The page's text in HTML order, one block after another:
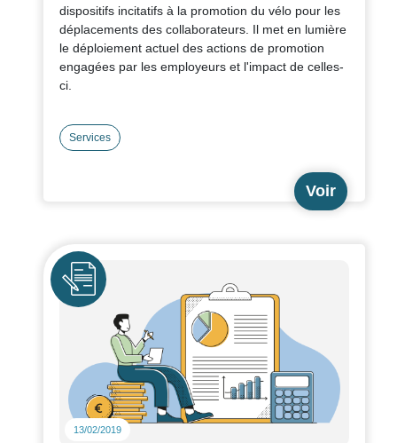
dispositifs incitatifs à la promotion du vélo pour les
déplacements des collaborateurs. Il met en lumière
le déploiement actuel des actions de promotion
engagées par les employeurs et l'impact de celles-
ci.
Services
Voir
Icône
13/02/2019